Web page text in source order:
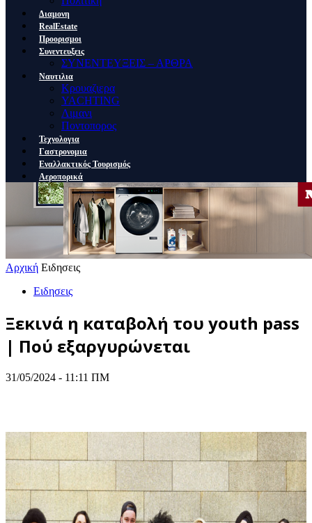
Διαμονη
RealEstate
Προορισμοι
Συνεντευξεις
ΣΥΝΕΝΤΕΥΞΕΙΣ – ΑΡΘΡΑ
Ναυτιλια
Κρουαζιερα
YACHTING
Λιμανι
Ποντοπορος
Τεχνολογια
Γαστρονομια
Εναλλακτικός Τουρισμός
Αεροπορικά
Αρχική Ειδησεις
Ειδησεις
Ξεκινά η καταβολή του youth pass
| Πού εξαργυρώνεται
31/05/2024 - 11:11 ΠΜ